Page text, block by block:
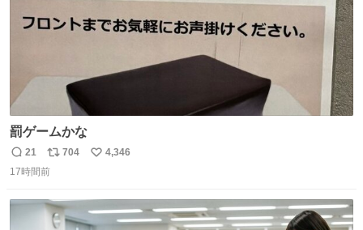
罰ゲームかな
返
信
21
リ
ポ
ト
704
い
数
4,346
17時間前